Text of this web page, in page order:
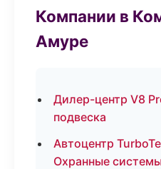
Компании в
Амуре
Дилер-центр V8
подвеска
Автоцентр
Охранные